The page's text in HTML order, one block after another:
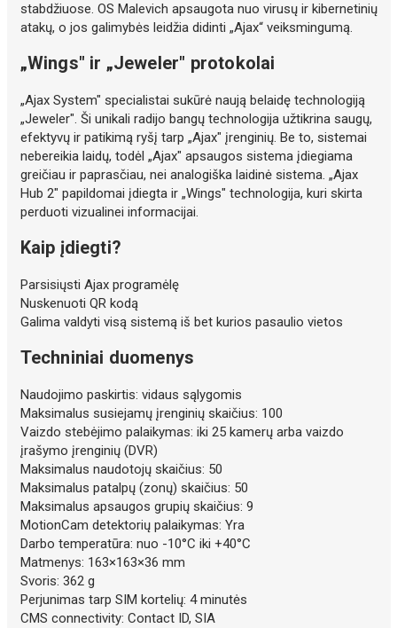
stabdžiuose. OS Malevich apsaugota nuo virusų ir kibernetinių
atakų, o jos galimybės leidžia didinti „Ajax“ veiksmingumą.
„Wings" ir „Jeweler" protokolai
„Ajax System" specialistai sukūrė naują belaidę technologiją
„Jeweler". Ši unikali radijo bangų technologija užtikrina saugų,
efektyvų ir patikimą ryšį tarp „Ajax" įrenginių. Be to, sistemai
nebereikia laidų, todėl „Ajax" apsaugos sistema įdiegiama
greičiau ir paprasčiau, nei analogiška laidinė sistema. „Ajax
Hub 2" papildomai įdiegta ir „Wings" technologija, kuri skirta
perduoti vizualinei informacijai.
Kaip įdiegti?
Parsisiųsti Ajax programėlę
Nuskenuoti QR kodą
Galima valdyti visą sistemą iš bet kurios pasaulio vietos
Techniniai duomenys
Naudojimo paskirtis: vidaus sąlygomis
Maksimalus susiejamų įrenginių skaičius: 100
Vaizdo stebėjimo palaikymas: iki 25 kamerų arba vaizdo
įrašymo įrenginių (DVR)
Maksimalus naudotojų skaičius: 50
Maksimalus patalpų (zonų) skaičius: 50
Maksimalus apsaugos grupių skaičius: 9
MotionCam detektorių palaikymas: Yra
Darbo temperatūra: nuo -10°C iki +40°C
Matmenys: 163×163×36 mm
Svoris: 362 g
Perjunimas tarp SIM kortelių: 4 minutės
CMS connectivity: Contact ID, SIA